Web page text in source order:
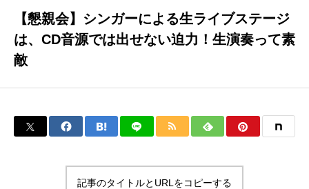
当社について
お問い合わせ
トップページ
【懇親会】シンガーによる生ライブステージ
は、CD音源では出せない迫力！生演奏って素
敵
記事のタイトルとURLをコピーする